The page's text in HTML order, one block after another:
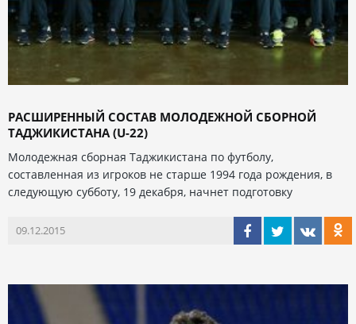
РАСШИРЕННЫЙ СОСТАВ МОЛОДЕЖНОЙ СБОРНОЙ
ТАДЖИКИСТАНА (U-22)
Молодежная сборная Таджикистана по футболу,
составленная из игроков не старше 1994 года рождения, в
следующую субботу, 19 декабря, начнет подготовку
09.12.2015